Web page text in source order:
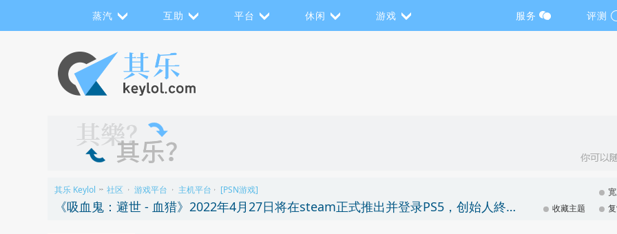
蒸汽 互助 平台 休闲 游戏 服务 评测
其乐 Keylol >> 社区 › 游戏平台 › 主机平台 › [PSN游戏]
《吸血鬼：避世 - 血猎》2022年4月27日将在steam正式推出并登录PS5，创始人終極版已开启预购
收藏主题